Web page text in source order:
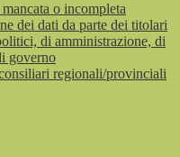
o incompleta
dei dati da parte dei titolari
di amministrazione, di
governo
regionali/provinciali